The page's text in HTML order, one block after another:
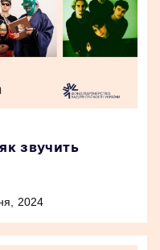
звучить
2024